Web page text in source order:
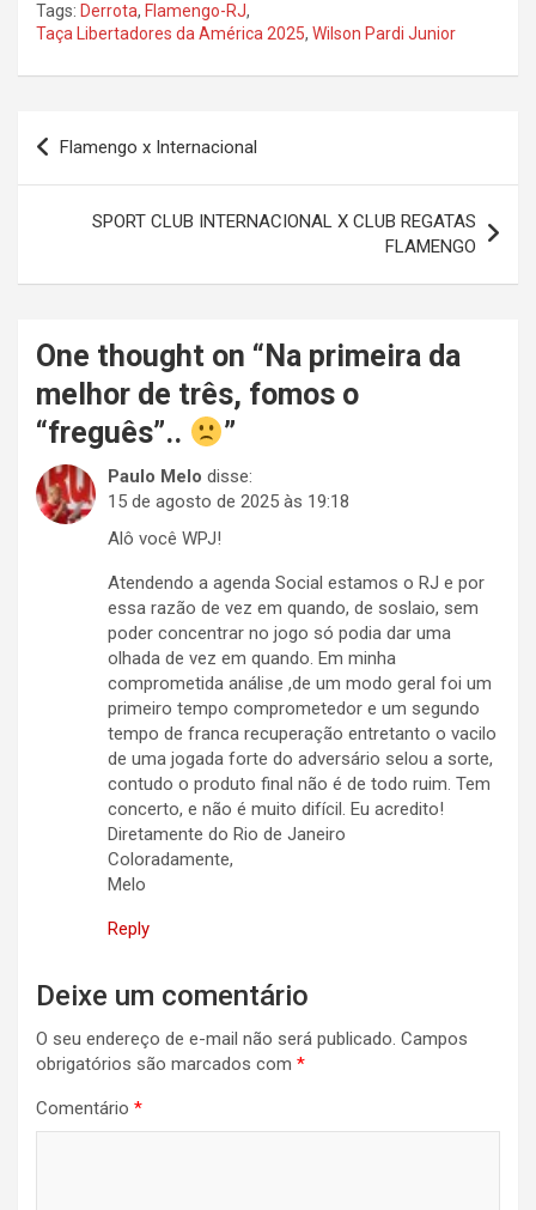
Tags: Derrota, Flamengo-RJ,
Taça Libertadores da América 2025, Wilson Pardi Junior
Navegação
de
Flamengo x Internacional
SPORT CLUB INTERNACIONAL X CLUB REGATAS
FLAMENGO
One thought on “ Na primeira da
melhor de três, fomos o
“freguês”..
”
Paulo Melo disse:
15 de agosto de 2025 às 19:18
Alô você WPJ!
Atendendo a agenda Social estamos o RJ e por
essa razão de vez em quando, de soslaio, sem
poder concentrar no jogo só podia dar uma
olhada de vez em quando. Em minha
comprometida análise ,de um modo geral foi um
primeiro tempo comprometedor e um segundo
tempo de franca recuperação entretanto o vacilo
de uma jogada forte do adversário selou a sorte,
contudo o produto final não é de todo ruim. Tem
concerto, e não é muito difícil. Eu acredito!
Diretamente do Rio de Janeiro
Coloradamente,
Melo
Reply
Deixe um comentário
O seu endereço de e-mail não será publicado. Campos
obrigatórios são marcados com *
Comentário *